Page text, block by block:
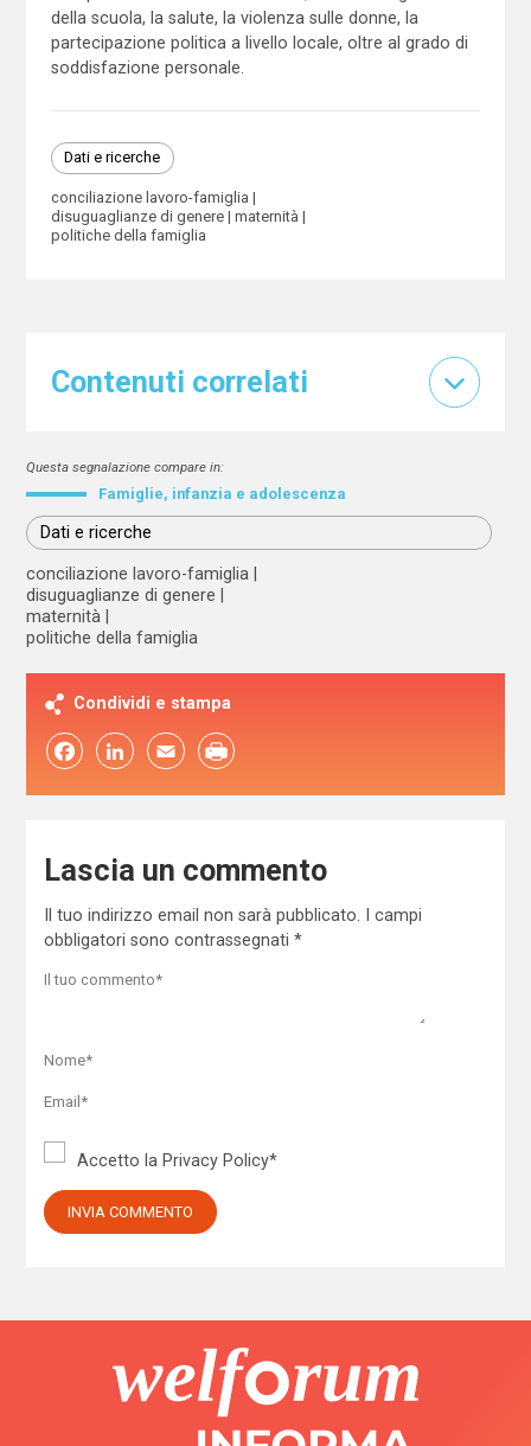
della scuola, la salute, la violenza sulle donne, la
partecipazione politica a livello locale, oltre al grado di
soddisfazione personale.
Dati e ricerche
conciliazione lavoro-famiglia
disuguaglianze di genere
maternità
politiche della famiglia
Contenuti correlati
Questa segnalazione compare in:
Famiglie, infanzia e adolescenza
Dati e ricerche
conciliazione lavoro-famiglia
disuguaglianze di genere
maternità
politiche della famiglia
Condividi e stampa
FacebookLinkedIn Email
Lascia un commento
Il tuo indirizzo email non sarà pubblicato.
I campi
obbligatori sono contrassegnati *
Accetto la Privacy Policy*